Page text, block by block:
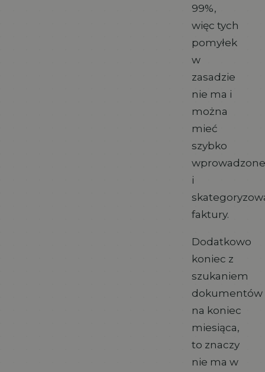
99%,
więc tych
pomyłek
w
zasadzie
nie ma i
można
mieć
szybko
wprowadzone
i
faktury.
Dodatkowo
koniec z
szukaniem
dokumentów
na koniec
miesiąca,
to znaczy
nie ma w